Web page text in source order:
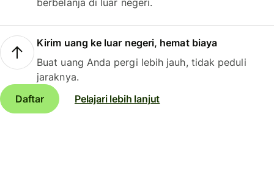
berbelanja di luar negeri.
Kirim uang ke luar negeri, hemat biaya
Buat uang Anda pergi lebih jauh, tidak peduli
jaraknya.
Daftar
Pelajari lebih lanjut